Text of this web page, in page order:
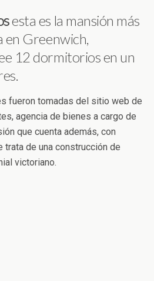
esta es la mansión más
en Greenwich,
12 dormitorios en un
fueron tomadas del sitio web de
agencia de bienes a cargo de
que cuenta además, con
trata de una construcción de
victoriano.